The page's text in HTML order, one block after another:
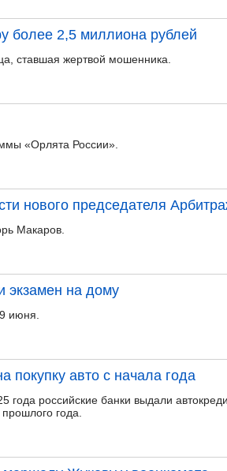
более 2,5 миллиона рублей
ставшая жертвой мошенника.
«Орлята России».
нового председателя
Макаров.
экзамен на дому
июня.
покупку авто с начала года
российские банки выдали
года.